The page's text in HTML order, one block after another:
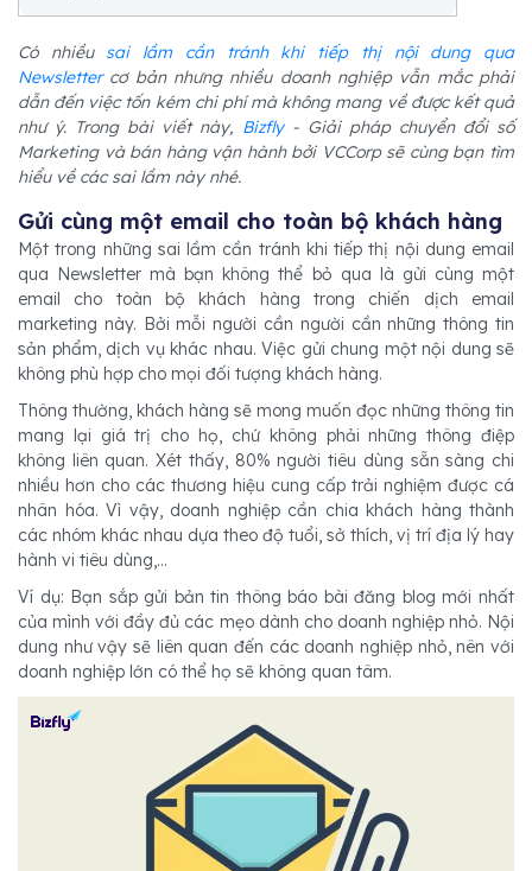
Có nhiều sai lầm cần tránh khi tiếp thị nội dung qua
Newslettercơ bản nhưng nhiều doanh nghiệp vẫn mắc phải
dẫn đến việc tốn kém chi phí mà không mang về được kết quả
như ý. Trong bài viết này, Bizfly- Giải pháp chuyển đổi số
Marketing và bán hàng vận hành bởi VCCorp sẽ cùng bạn tìm
hiểu về các sai lầm này nhé.
Gửi cùng một email cho toàn bộ khách hàng
Một trong những sai lầm cần tránh khi tiếp thị nội dung email
qua Newsletter mà bạn không thể bỏ qua là gửi cùng một
email cho toàn bộ khách hàng trong chiến dịch email
marketing này. Bởi mỗi người cần người cần những thông tin
sản phẩm, dịch vụ khác nhau. Việc gửi chung một nội dung sẽ
không phù hợp cho mọi đối tượng khách hàng.
Thông thường, khách hàng sẽ mong muốn đọc những thông tin
mang lại giá trị cho họ, chứ không phải những thông điệp
không liên quan. Xét thấy, 80% người tiêu dùng sẵn sàng chi
nhiều hơn cho các thương hiệu cung cấp trải nghiệm được cá
nhân hóa. Vì vậy, doanh nghiệp cần chia khách hàng thành
các nhóm khác nhau dựa theo độ tuổi, sở thích, vị trí địa lý hay
hành vi tiêu dùng,...
Ví dụ: Bạn sắp gửi bản tin thông báo bài đăng blog mới nhất
của mình với đầy đủ các mẹo dành cho doanh nghiệp nhỏ. Nội
dung như vậy sẽ liên quan đến các doanh nghiệp nhỏ, nên với
doanh nghiệp lớn có thể họ sẽ không quan tâm.